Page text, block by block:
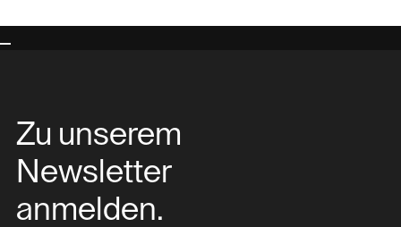
Zu unserem
Newsletter
anmelden.